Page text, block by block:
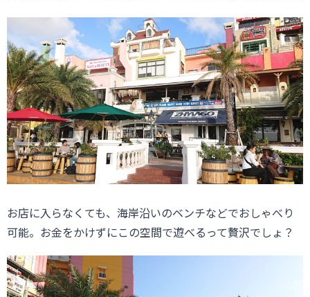
お店に入らなくても、海岸沿いのベンチなどでおしゃべり
可能。お金をかけずにこの空間で遊べるって贅沢でしょ？